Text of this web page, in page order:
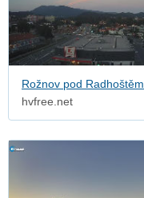
Rožnov pod Radhoštěm
hvfree.net